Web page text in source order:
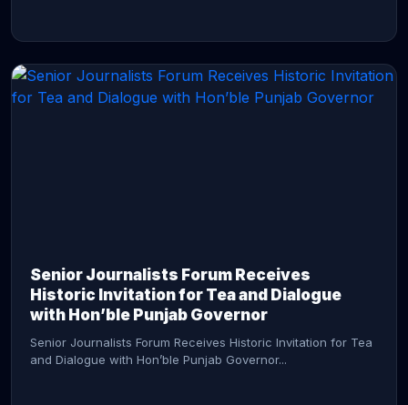
Senior Journalists Forum Receives
Historic Invitation for Tea and Dialogue
with Hon’ble Punjab Governor
Senior Journalists Forum Receives Historic Invitation for Tea
and Dialogue with Hon’ble Punjab Governor...